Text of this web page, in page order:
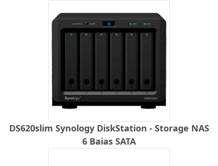
DS620slim Synology DiskStation - Storage NAS
6 Baias SATA